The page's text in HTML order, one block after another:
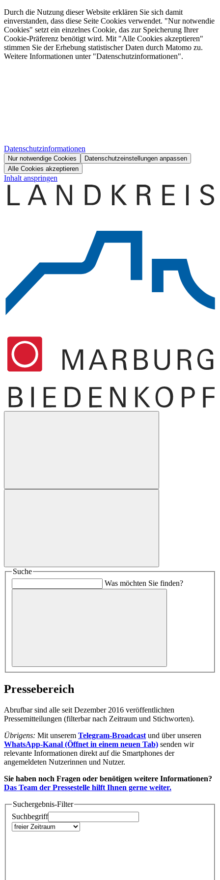
Durch die Nutzung dieser Website erklären Sie sich damit
einverstanden, dass diese Seite Cookies verwendet. "Nur notwendie
Cookies" setzt ein einzelnes Cookie, das zur Speicherung Ihrer
Cookie-Präferenz benötigt wird. Mit "Alle Cookies akzeptieren"
stimmen Sie der Erhebung statistischer Daten durch Matomo zu.
Weitere Informationen unter "Datenschutzinformationen".
Datenschutzinformationen
Nur notwendige Cookies
Datenschutzeinstellungen anpassen
Alle Cookies akzeptieren
Inhalt anspringen
Suche
Was möchten Sie finden?
Pressebereich
Abrufbar sind alle seit Dezember 2016 veröffentlichten
Pressemitteilungen (filterbar nach Zeitraum und Stichworten).
Übrigens: Mit unserem Telegram-Broadcast und über unseren
WhatsApp-Kanal (Öffnet in einem neuen Tab) senden wir
relevante Informationen direkt auf die Smartphones der
angemeldeten Nutzerinnen und Nutzer.
Sie haben noch Fragen oder benötigen weitere Informationen?
Das Team der Pressestelle hilft Ihnen gerne weiter.
Suchergebnis-Filter
Suchbegriff